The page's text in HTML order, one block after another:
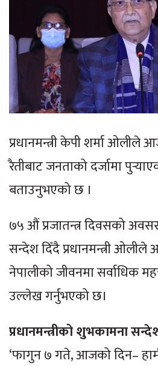
प्रधानमन्त्री केपी शर्मा ओलीले
रैतीबाट जनताको दर्जामा
बताउनुभएको छ ।
७५ औं प्रजातन्त्र दिवसको
सन्देश दिँदै प्रधानमन्त्री ओलीले
नेपालीको जीवनमा सर्वाधिक
उल्लेख गर्नुभएको छ।
प्रधानमन्त्रीको शुभकामना
‘फागुन ७ गते, आजको दिन–